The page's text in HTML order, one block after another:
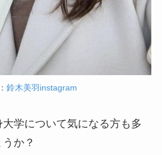
鈴木美羽instagram
学について気になる方も多
か？